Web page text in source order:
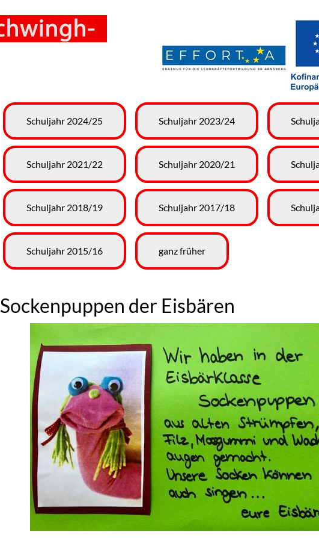
Navigation
überspringen
Schuljahr 2024/25 Schuljahr 2023/24
Schuljahr 2021/22 Schuljahr 2020/21
Schuljahr 2018/19 Schuljahr 2017/18
Schuljahr 2015/16 ganz früher
Sockenpuppen der Eisbären